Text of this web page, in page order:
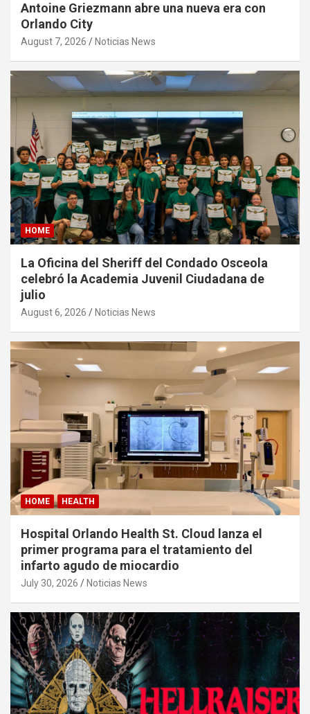
Antoine Griezmann abre una nueva era con
Orlando City
August 7, 2026 Noticias News
HOME
La Oficina del Sheriff del Condado Osceola
celebró la Academia Juvenil Ciudadana de
julio
August 6, 2026 Noticias News
HOME HEALTH
Hospital Orlando Health St. Cloud lanza el
primer programa para el tratamiento del
infarto agudo de miocardio
July 30, 2026 Noticias News